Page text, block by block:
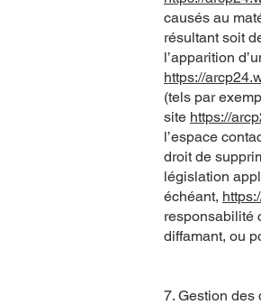
causés au
résultant soit
l’apparition
https://
(tels par
site https://
l’espace
droit de
législation
échéant,
responsabilité
diffamant, ou
7. Gestion des